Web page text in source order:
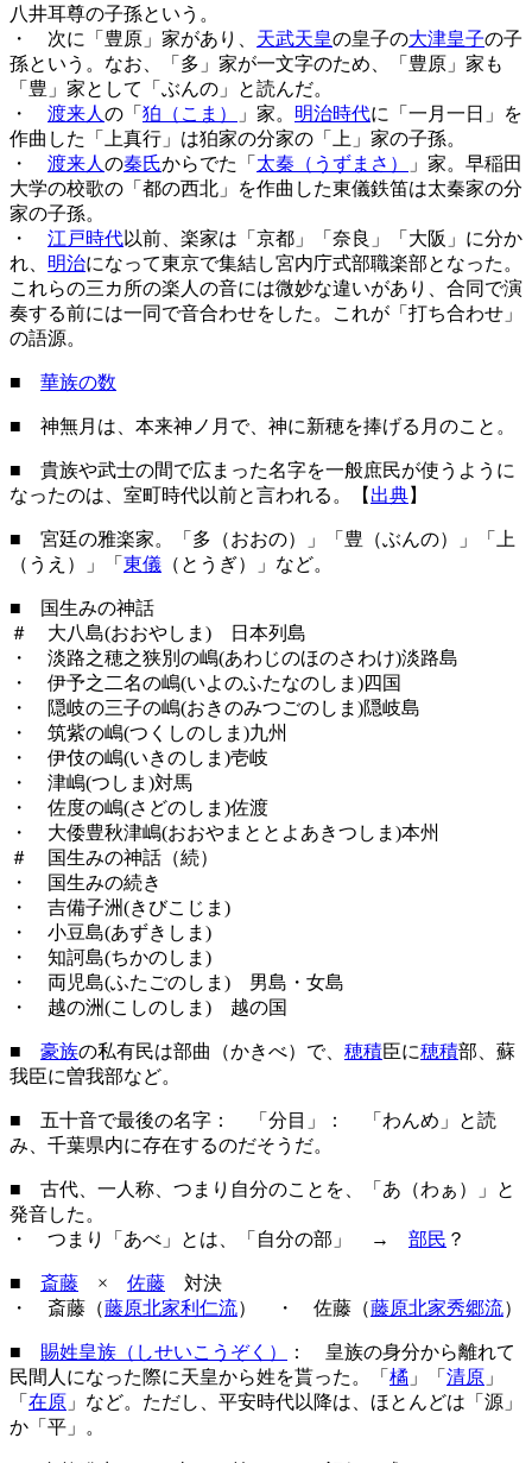
八井耳尊の子孫という。
・ 次に「豊原」家があり、 天武天皇の皇子の大津皇子の子
孫という。なお、「多」家が一文字のため、「豊原」家も
「豊」家として「ぶんの」と読んだ。
・ 渡来人 の「 狛（こま） 」家。 明治時代に「一月一日」を
作曲した「上真行」は狛家の分家の「上」家の子孫。
・ 渡来人 の秦氏からでた「 太秦（うずまさ）
」家。早稲田
大学の校歌の「都の西北」を作曲した東儀鉄笛は太秦家の分
家の子孫。
・ 江戸時代以前、楽家は「京都」「奈良」「大阪」に分か
れ、 明治になって東京で集結し宮内庁式部職楽部となった。
これらの三カ所の楽人の音には微妙な違いがあり、合同で演
奏する前には一同で音合わせをした。これが「打ち合わせ」
の語源。
■ 華族の数
■ 神無月は、本来神ノ月で、神に新穂を捧げる月のこと。
■ 貴族や武士の間で広まった名字を一般庶民が使うように
なったのは、室町時代以前と言われる。【 出典】
■ 宮廷の雅楽家。「多（おおの）」「豊（ぶんの）」「上
（うえ）」「 東儀 （とうぎ）」など。
■ 国生みの神話
＃ 大八島(おおやしま) 日本列島
・ 淡路之穂之狭別の嶋(あわじのほのさわけ)淡路島
・ 伊予之二名の嶋(いよのふたなのしま)四国
・ 隠岐の三子の嶋(おきのみつごのしま)隠岐島
・ 筑紫の嶋(つくしのしま)九州
・ 伊伎の嶋(いきのしま)壱岐
・ 津嶋(つしま)対馬
・ 佐度の嶋(さどのしま)佐渡
・ 大倭豊秋津嶋(おおやまととよあきつしま)本州
＃ 国生みの神話（続）
・ 国生みの続き
・ 吉備子洲(きびこじま)
・ 小豆島(あずきしま)
・ 知訶島(ちかのしま)
・ 両児島(ふたごのしま) 男島・女島
・ 越の洲(こしのしま) 越の国
■ 豪族の私有民は部曲（かきべ）で、 穂積臣に穂積部、蘇
我臣に曽我部など。
■ 五十音で最後の名字： 「分目」： 「わんめ」と読
み、千葉県内に存在するのだそうだ。
■ 古代、一人称、つまり自分のことを、「あ（わぁ）」と
発音した。
・ つまり「あべ」とは、「自分の部」 → 部民 ？
■ 斎藤 × 佐藤 対決
・ 斎藤（藤原北家利仁流） ・ 佐藤（藤原北家秀郷流）
■ 賜姓皇族（しせいこうぞく）
： 皇族の身分から離れて
民間人になった際に天皇から姓を貰った。「 橘 」「 清原 」
「 在原 」など。ただし、平安時代以降は、ほとんどは「源」
か「平」。